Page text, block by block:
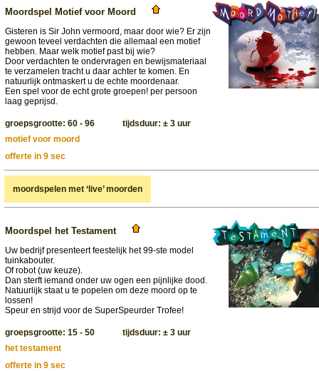
Moordspel Motief voor Moord
Gisteren is Sir John vermoord, maar door wie? Er zijn
gewoon teveel verdachten die allemaal een motief
hebben. Maar welk motief past bij wie?
Door verdachten te ondervragen en bewijsmateriaal
te verzamelen tracht u daar achter te komen. En
natuurlijk ontmaskert u de echte moordenaar.
Een spel voor de echt grote groepen! per persoon
laag geprijsd.
groepsgrootte: 60 - 96 tijdsduur: ± 3 uur
motief voor moord
offerte in 9 sec
moordspelen met ‘live’ moorden
Moordspel het Testament
Uw bedrijf presenteert feestelijk het 99-ste model
tuinkabouter.
Of robot (uw keuze).
Dan sterft iemand onder uw ogen een pijnlijke dood.
Natuurlijk staat u te popelen om deze moord op te
lossen!
Speur en strijd voor de SuperSpeurder Trofee!
groepsgrootte: 15 - 50 tijdsduur: ± 3 uur
het testament
offerte in 9 sec